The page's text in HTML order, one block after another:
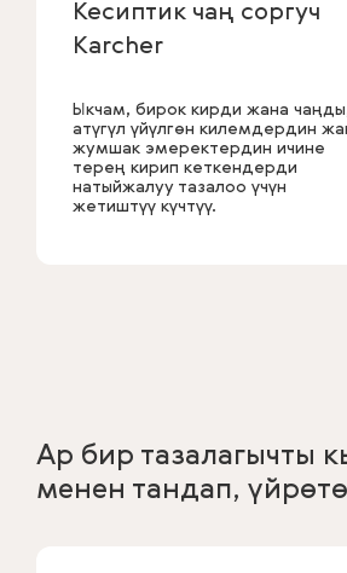
Кесиптик чаң соргуч
Karcher
Ыкчам, бирок кирди жана
атүгүл үйүлгөн килемдердин
жумшак эмеректердин ичине
терең кирип кеткендерди
натыйжалуу тазалоо үчүн
жетиштүү күчтүү.
Ар бир тазалагычты
менен тандап,